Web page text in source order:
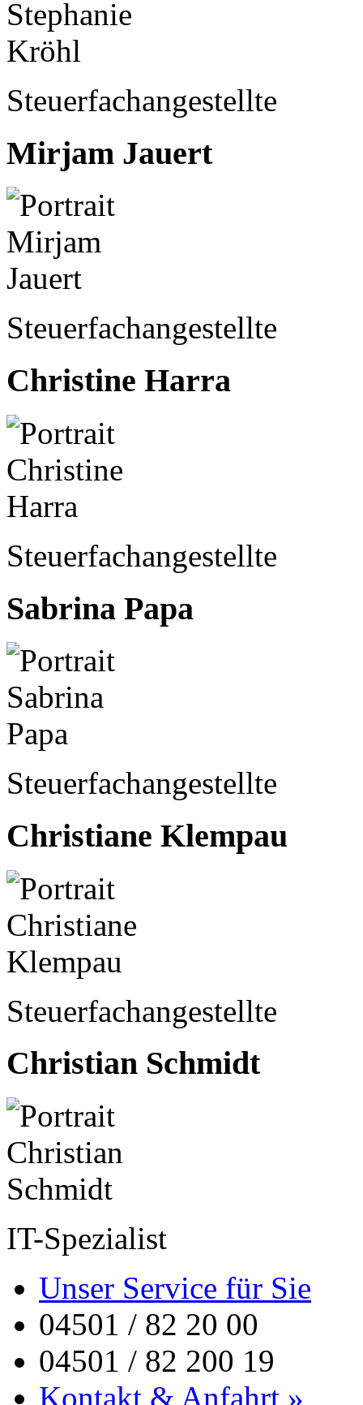
Steuerfachangestellte
Mirjam Jauert
Steuerfachangestellte
Christine Harra
Steuerfachangestellte
Sabrina Papa
Steuerfachangestellte
Christiane Klempau
Steuerfachangestellte
Christian Schmidt
IT-Spezialist
Unser Service für Sie
04501 / 82 20 00
04501 / 82 200 19
Kontakt & Anfahrt »